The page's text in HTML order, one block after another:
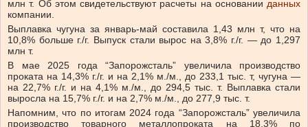
млн т. Об этом свидетельствуют расчеты на основании данных
компании.
Выплавка чугуна за январь-май составила 1,43 млн т, что на
10,8% больше г./г. Выпуск стали вырос на 3,8% г./г. — до 1,297
млн т.
В мае 2025 года “Запорожсталь” увеличила производство
проката на 14,3% г./г. и на 2,1% м./м., до 233,1 тыс. т, чугуна —
на 22,7% г./г. и на 4,1% м./м., до 294,5 тыс. т. Выплавка стали
выросла на 15,7% г./г. и на 2,7% м./м., до 277,9 тыс. т.
Напомним, что по итогам 2024 года “Запорожсталь” увеличила
производство товарного металлопроката на 18,3% по